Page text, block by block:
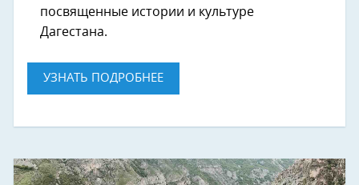
посвященные истории и культуре
Дагестана.
УЗНАТЬ ПОДРОБНЕЕ